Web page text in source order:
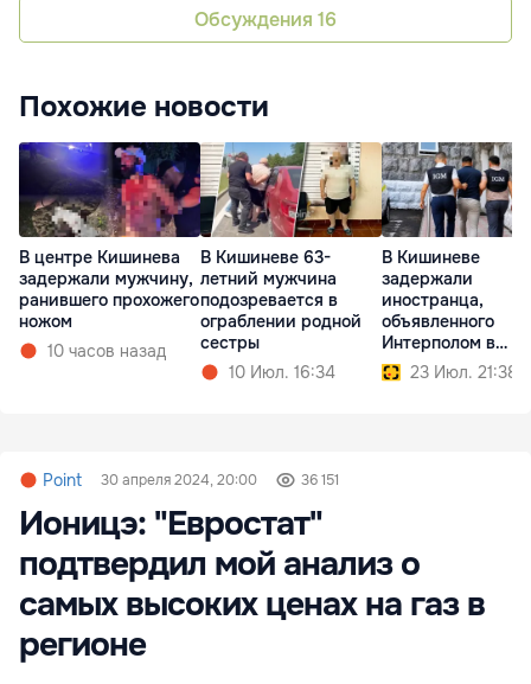
Обсуждения 16
Похожие новости
В центре Кишинева
задержали мужчину,
ранившего прохожего
ножом
10 часов назад
В Кишиневе 63-
летний мужчина
подозревается в
ограблении родной
сестры
10 Июл. 16:34
В Кишиневе
задержали
иностранца,
объявленного
Интерполом в
международный
розыск
23 Июл. 21:38
Point 30 апреля 2024, 20:00 36 151
Ионицэ: "Евростат"
подтвердил мой анализ о
самых высоких ценах на газ в
регионе